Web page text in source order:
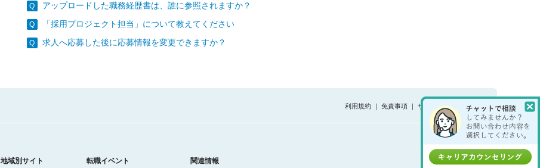
アップロードした職務経歴書は、誰に参照されますか？
「採用プロジェクト担当」について教えてください
求人へ応募した後に応募情報を変更できますか？
利用規約 免責事項 サイトマップ ヘルプ
地域別サイト 転職イベント 関連情報